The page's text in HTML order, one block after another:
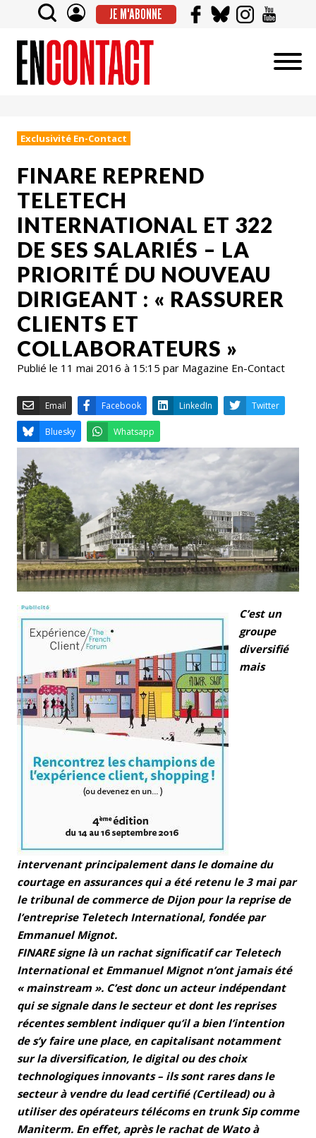
JE M'ABONNE
Exclusivité En-Contact
FINARE REPREND
TELETECH
INTERNATIONAL ET 322
DE SES SALARIÉS – LA
PRIORITÉ DU NOUVEAU
DIRIGEANT : « RASSURER
CLIENTS ET
COLLABORATEURS »
Publié le 11 mai 2016 à 15:15 par Magazine En-Contact
Email Facebook LinkedIn
Bluesky Whatsapp
C’est un
groupe
diversifié
mais
intervenant principalement dans le domaine du
courtage en assurances qui a été retenu le 3 mai par
le tribunal de commerce de Dijon pour la reprise de
l’entreprise Teletech International, fondée par
Emmanuel Mignot.
FINARE signe là un rachat significatif car Teletech
International et Emmanuel Mignot n’ont jamais été
« mainstream ». C’est donc un acteur indépendant
qui se signale dans le secteur et dont les reprises
récentes semblent indiquer qu’il a bien l’intention
de s’y faire une place, en capitalisant notamment
sur la diversification, le digital ou des choix
technologiques innovants – ils sont rares dans le
secteur à vendre du lead certifié (Certilead) ou à
utiliser des opérateurs télécoms en trunk Sip comme
Maniterm. En effet, après le rachat de Wato à